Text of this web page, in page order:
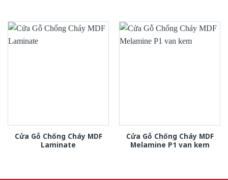
Cửa Gỗ Chống Cháy MDF
Laminate
Cửa Gỗ Chống Cháy MDF
Melamine P1 van kem